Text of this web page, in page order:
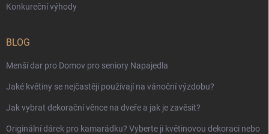
Konkureční výhody
BLOG
Menší dar pro Domov pro seniory Napajedla
Jaké květiny se nejčastěji používají na vánoční výzdobu?
Jak vybrat dekorační věnce na dveře a jak je zavěsit?
Originální dárek pro kamarádku? Vyberte ji květinovou dekoraci nebo